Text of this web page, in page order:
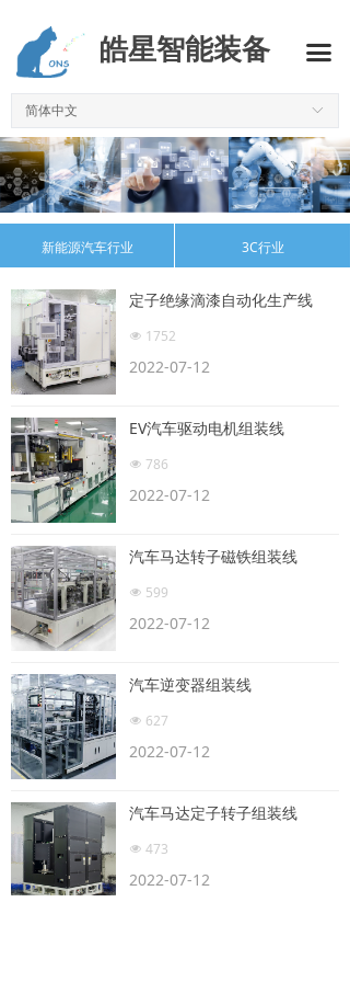
끀
首页
新能源汽车行业
3C行业
半导体行业
机器视觉
MES系统
标准设备
精密治具
代理业务
技术资料
新闻动态
员工风采
招聘信息
皓星智能装备
ꀅ
简体中文
新能源汽车行业 3C行业
定子绝缘滴漆自动化生产线
넶 1752
2022-07-12
EV汽车驱动电机组装线
넶 786
2022-07-12
汽车马达转子磁铁组装线
넶 599
2022-07-12
汽车逆变器组装线
넶 627
2022-07-12
汽车马达定子转子组装线
넶 473
2022-07-12